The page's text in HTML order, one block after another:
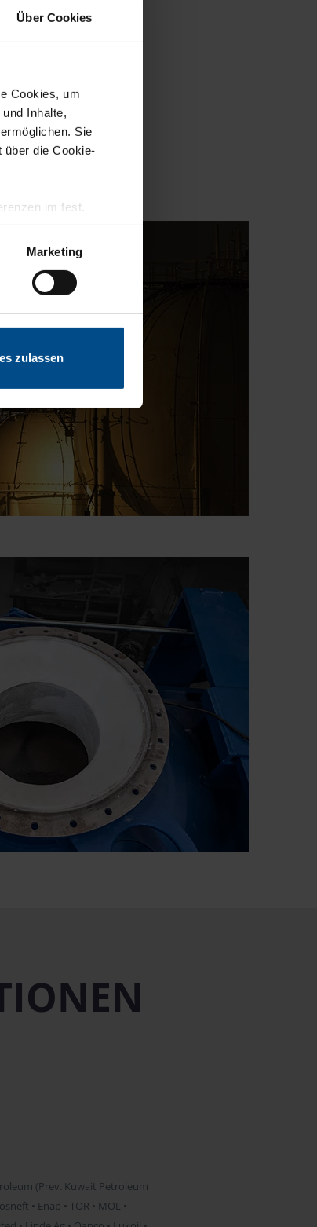
Über Cookies
Cookies, um
Inhalte,
Sie
über die Cookie-
im fest.
zu können
Informationen
Marketing
zulassen
(Prev. Kuwait Petroleum
• Enap • TOR • MOL •